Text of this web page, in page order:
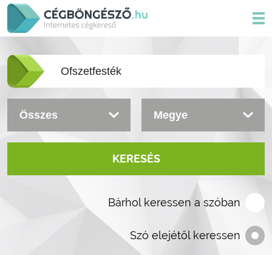
KERESÉS
Bárhol keressen a szóban
Szó elejétől keressen